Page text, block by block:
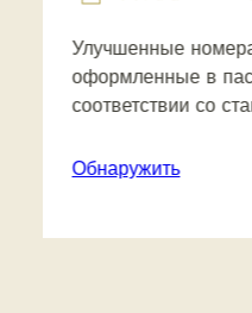
Улучшенные
оформленные в
соответствии со
Обнаружить